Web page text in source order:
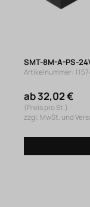
SMT-8M-A-PS-
Artikelnummer:
ab 32,02 €
(Preis pro St.)
zzgl. MwSt. und